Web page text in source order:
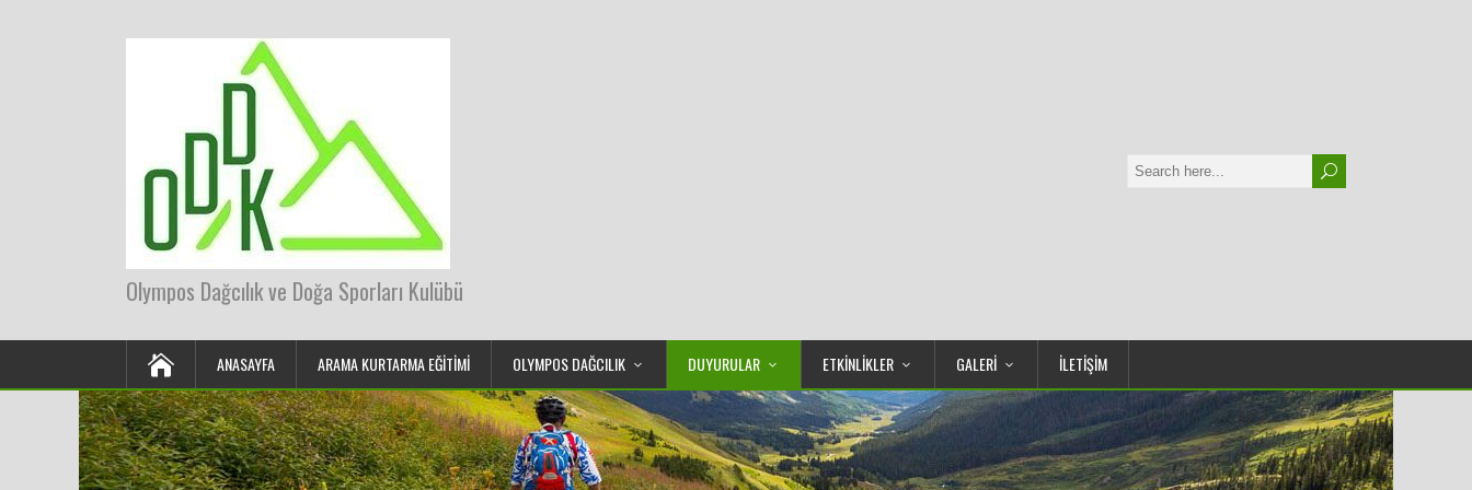
Olympos Dağcılık ve Doğa Sporları Kulübü
ANASAYFA ARAMA KURTARMA EĞITIMI OLYMPOS DAĞCILIK DUYURULAR ETKİNLİKLER GALERİ İLETİŞİM